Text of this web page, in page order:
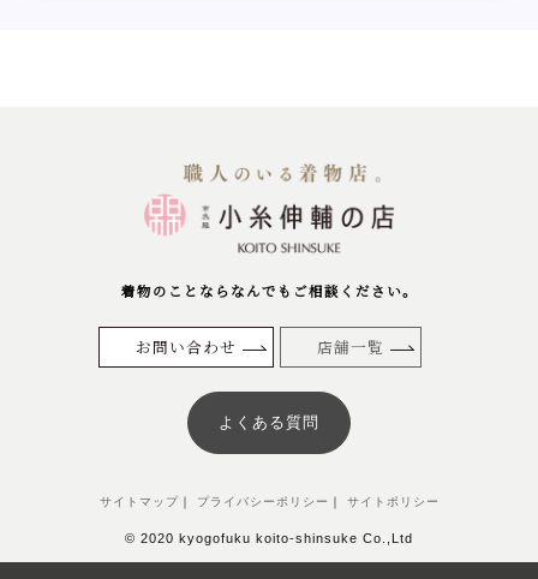
着物のことならなんでもご相談ください。
お問い合わせ 店舗一覧
よくある質問
サイトマップ｜ プライバシーポリシー ｜ サイトポリシー
© 2020 kyogofuku koito-shinsuke Co.,Ltd